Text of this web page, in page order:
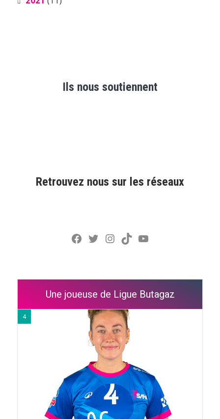
Ils nous soutiennent
Retrouvez nous sur les réseaux
Facebook
Twitter
Instagram
TikTokYouTube
Une joueuse de Ligue Butagaz
4